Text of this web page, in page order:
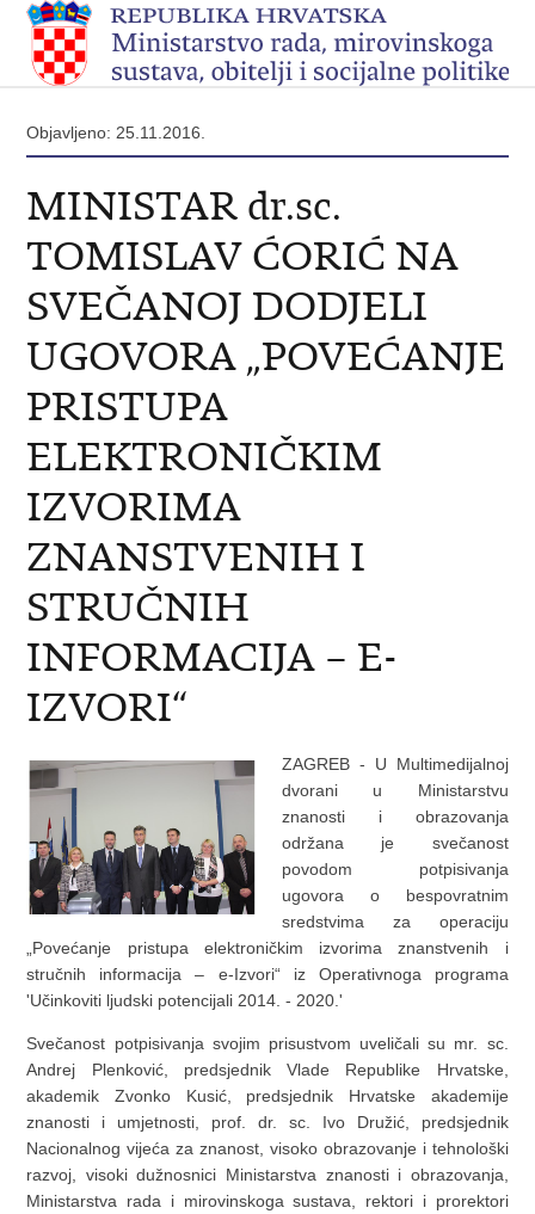
Objavljeno: 25.11.2016.
MINISTAR dr.sc.
TOMISLAV ĆORIĆ NA
SVEČANOJ DODJELI
UGOVORA „POVEĆANJE
PRISTUPA
ELEKTRONIČKIM
IZVORIMA
ZNANSTVENIH I
STRUČNIH
INFORMACIJA – E-
IZVORI“
ZAGREB - U Multimedijalnoj
dvorani u Ministarstvu
znanosti i obrazovanja
održana je svečanost
povodom potpisivanja
ugovora o bespovratnim
sredstvima za operaciju
„Povećanje pristupa elektroničkim izvorima znanstvenih i
stručnih informacija – e-Izvori“ iz Operativnoga programa
'Učinkoviti ljudski potencijali 2014. - 2020.'
Svečanost potpisivanja svojim prisustvom uveličali su mr. sc.
Andrej Plenković, predsjednik Vlade Republike Hrvatske,
akademik Zvonko Kusić, predsjednik Hrvatske akademije
znanosti i umjetnosti, prof. dr. sc. Ivo Družić, predsjednik
Nacionalnog vijeća za znanost, visoko obrazovanje i tehnološki
razvoj, visoki dužnosnici Ministarstva znanosti i obrazovanja,
Ministarstva rada i mirovinskoga sustava, rektori i prorektori